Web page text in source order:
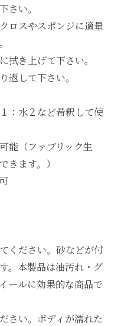
さい。
ロスやスポンジに適量
拭き上げて下さい。
して下さい。
：水２など希釈して使
能（ファブリック生
きます。）
ください。砂などが付
。本製品は油汚れ・グ
ールに効果的な商品で
さい。ボディが濡れた